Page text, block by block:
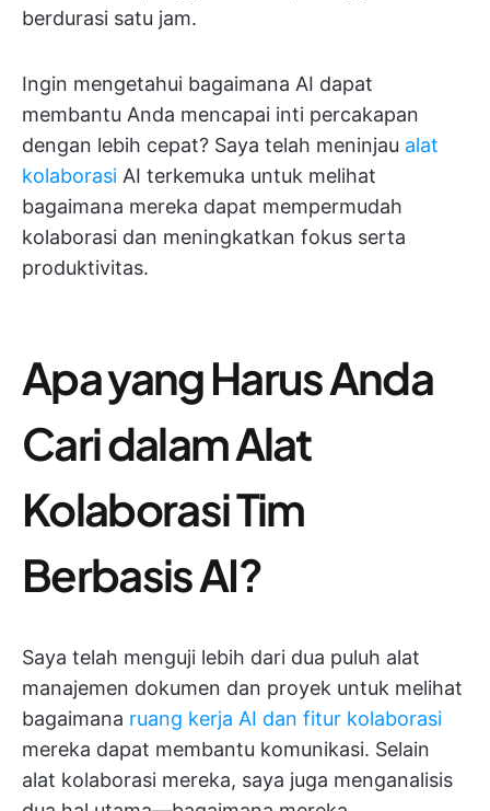
berdurasi satu jam.
Ingin mengetahui bagaimana AI dapat
membantu Anda mencapai inti percakapan
dengan lebih cepat? Saya telah meninjau alat
kolaborasi AI terkemuka untuk melihat
bagaimana mereka dapat mempermudah
kolaborasi dan meningkatkan fokus serta
produktivitas.
Apa yang Harus Anda
Cari dalam Alat
Kolaborasi Tim
Berbasis AI?
Saya telah menguji lebih dari dua puluh alat
manajemen dokumen dan proyek untuk melihat
bagaimana ruang kerja AI dan fitur kolaborasi
mereka dapat membantu komunikasi. Selain
alat kolaborasi mereka, saya juga menganalisis